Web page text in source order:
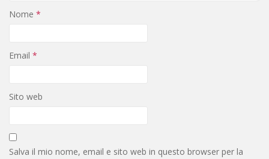
Nome *
Email *
Sito web
Salva il mio nome, email e sito web in questo browser per la